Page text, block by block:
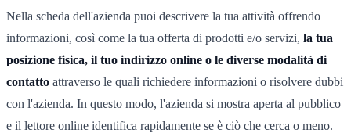
Nella scheda dell'azienda puoi descrivere la tua attività offrendo
informazioni, così come la tua offerta di prodotti e/o servizi, la tua
posizione fisica, il tuo indirizzo online o le diverse modalità di
contatto attraverso le quali richiedere informazioni o risolvere dubbi
con l'azienda. In questo modo, l'azienda si mostra aperta al pubblico
e il lettore online identifica rapidamente se è ciò che cerca o meno.